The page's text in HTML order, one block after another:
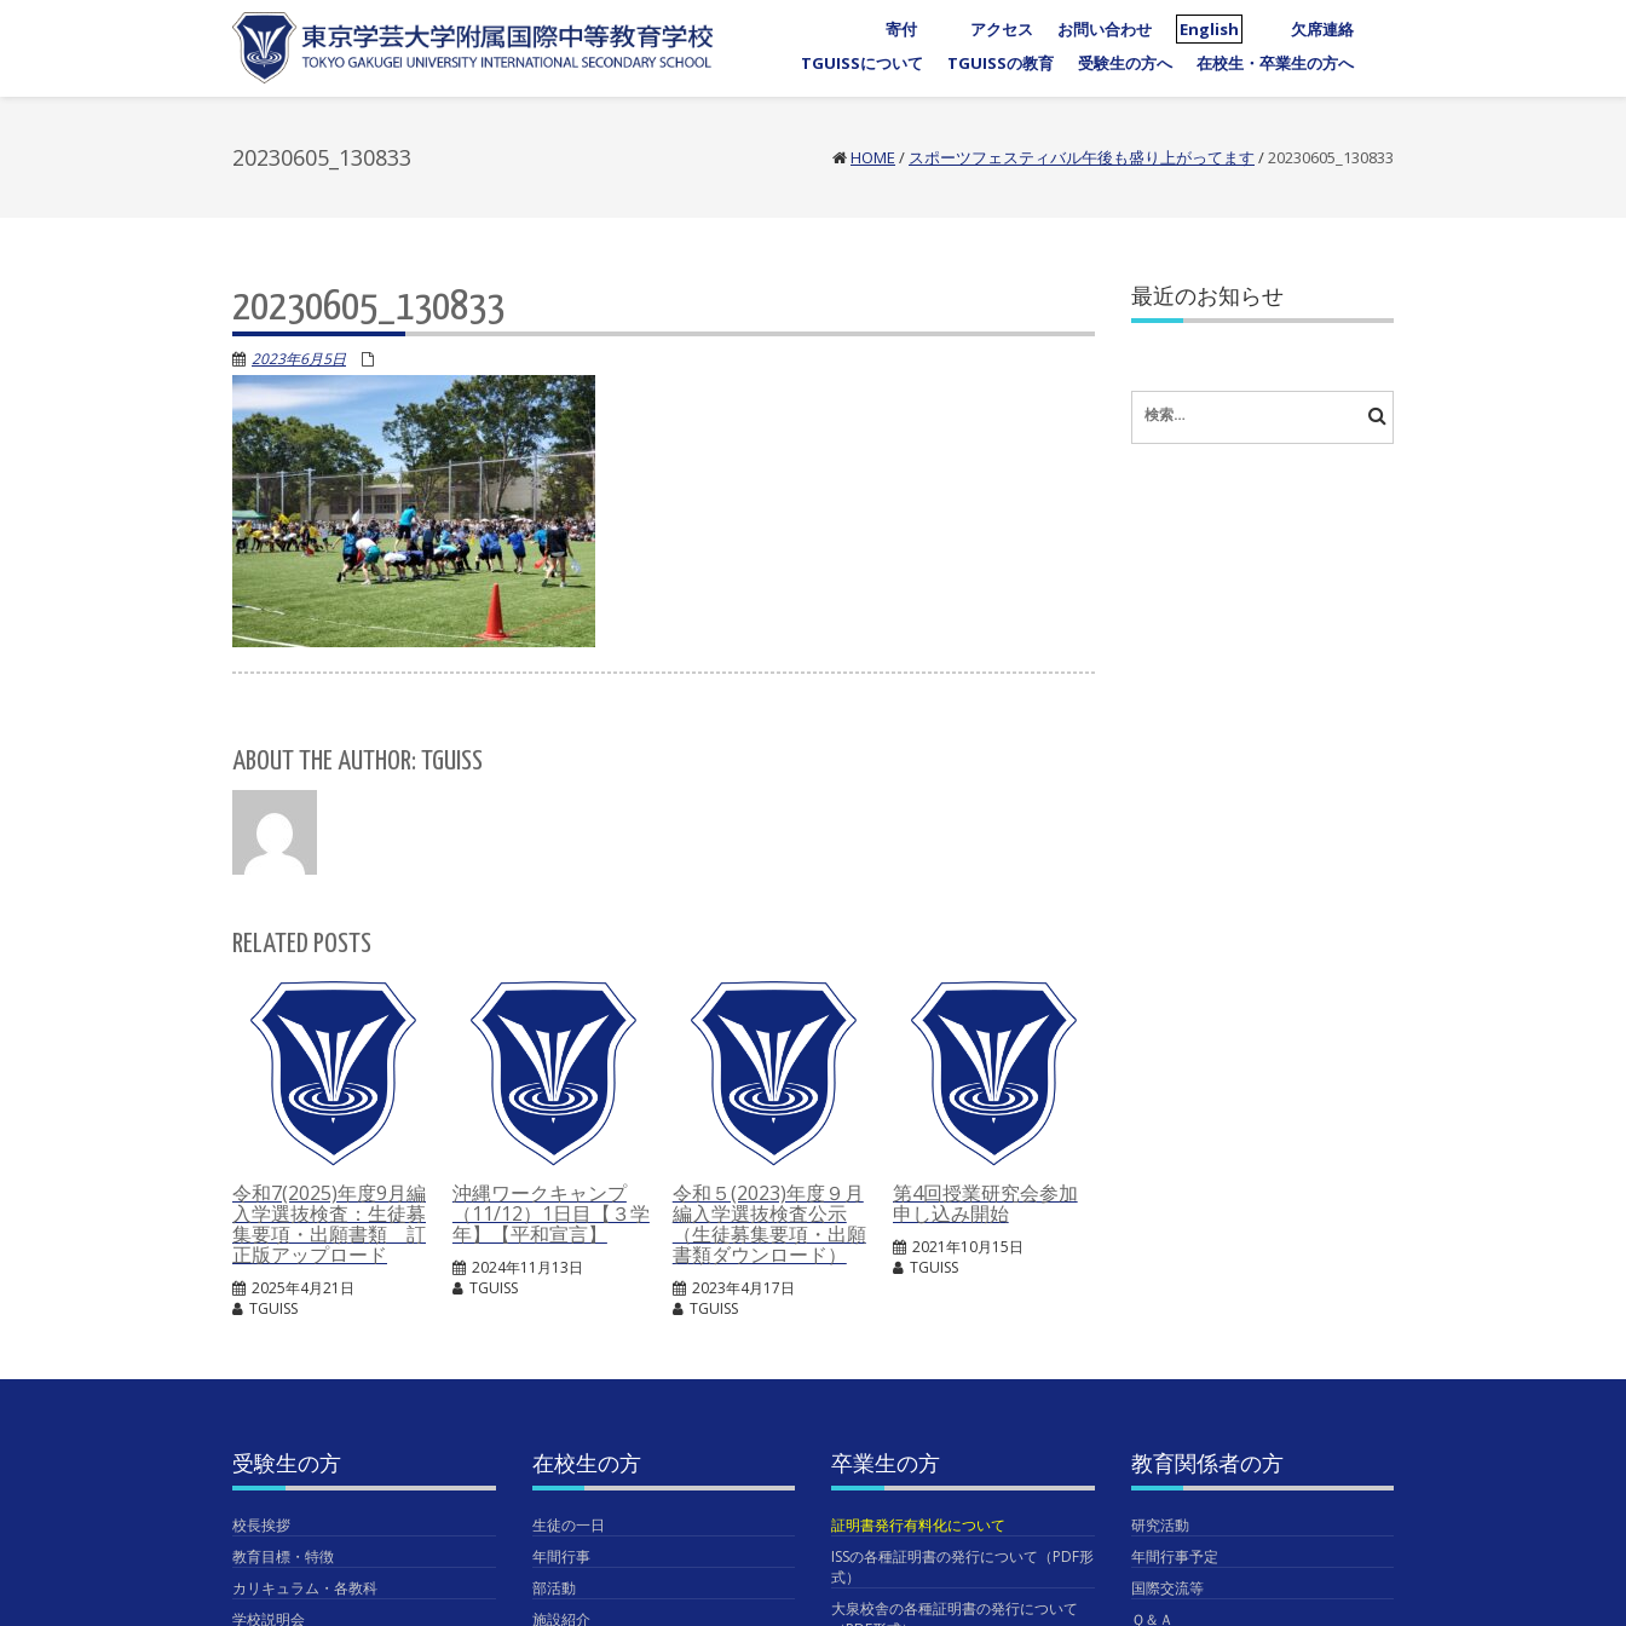
寄付 アクセス お問い合わせ English
欠席連絡
TGUISSについて
TGUISSの教育 受験生の方へ 在校生・卒業生の方へ
20230605_130833 HOME / スポーツフェスティバル午後も盛り上がってます /20230605_130833
20230605_130833
2023年6月5日
ABOUT THE AUTHOR: TGUISS
RELATED POSTS
令和7(2025)年度9月編
入学選抜検査：生徒募
集要項・出願書類 訂
正版アップロード
2025年4月21日
TGUISS
沖縄ワークキャンプ
（11/12）1日目【３学
年】【平和宣言】
2024年11月13日
TGUISS
令和５(2023)年度９月
編入学選抜検査公示
（生徒募集要項・出願
書類ダウンロード）
2023年4月17日
TGUISS
第4回授業研究会参加
申し込み開始
2021年10月15日
TGUISS
最近のお知らせ
索:
受験生の方
校長挨拶
教育目標・特徴
カリキュラム・各教科
学校説明会
在校生の方
生徒の一日
年間行事
部活動
施設紹介
卒業生の方
証明書発行有料化について
ISSの各種証明書の発行について（PDF形
式）
大泉校舎の各種証明書の発行について
教育関係者の方
研究活動
年間行事予定
国際交流等
Ｑ＆Ａ